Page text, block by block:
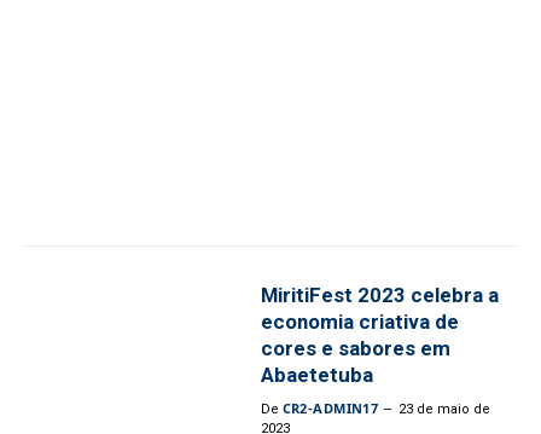
MiritiFest 2023 celebra a
economia criativa de
cores e sabores em
Abaetetuba
De CR2-ADMIN17
23 de maio de
2023